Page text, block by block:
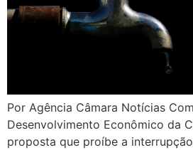
Por Agência Câmara Notícias
Desenvolvimento Econômico da
proposta que proíbe a